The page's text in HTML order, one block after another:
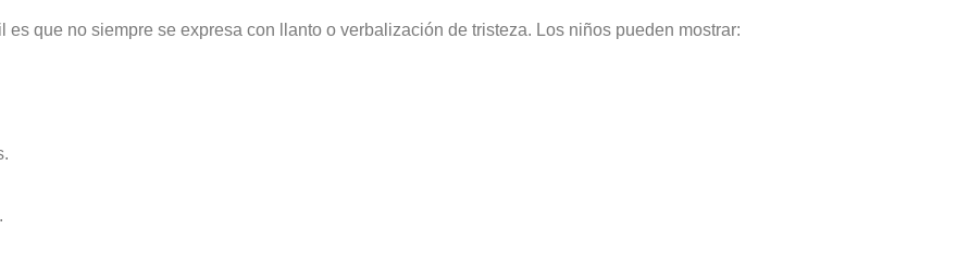
que no siempre se expresa con llanto o verbalización de tristeza. Los niños pueden mostrar: